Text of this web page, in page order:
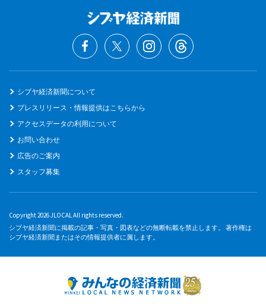
シブヤ経済新聞について
プレスリリース・情報提供はこちらから
アクセスデータの利用について
お問い合わせ
広告のご案内
スタッフ募集
Copyright 2026 JLOCAL All rights reserved.
シブヤ経済新聞に掲載の記事・写真・図表などの無断転載を禁止します。 著作権は
シブヤ経済新聞またはその情報提供者に属します。